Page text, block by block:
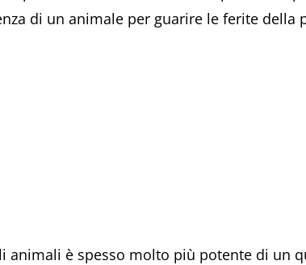
di un animale per guarire le ferite della
animali è spesso molto più potente di un